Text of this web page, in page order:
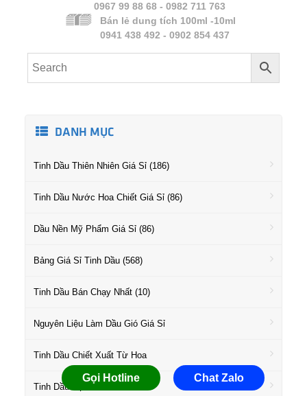
0967 99 88 68 - 0982 711 763
Bán lẻ dung tích 100ml -10ml
0941 438 492 - 0902 854 437
DANH MỤC
Tinh Dầu Thiên Nhiên Giá Sỉ (186)
Tinh Dầu Nước Hoa Chiết Giá Sỉ (86)
Dầu Nền Mỹ Phẩm Giá Sỉ (86)
Bảng Giá Sỉ Tinh Dầu (568)
Tinh Dầu Bán Chạy Nhất (10)
Nguyên Liệu Làm Dầu Gió Giá Sỉ
Tinh Dầu Chiết Xuất Từ Hoa
Tinh Dầu Họ Gỗ Giá Sỉ
Gọi Hotline Chat Zalo